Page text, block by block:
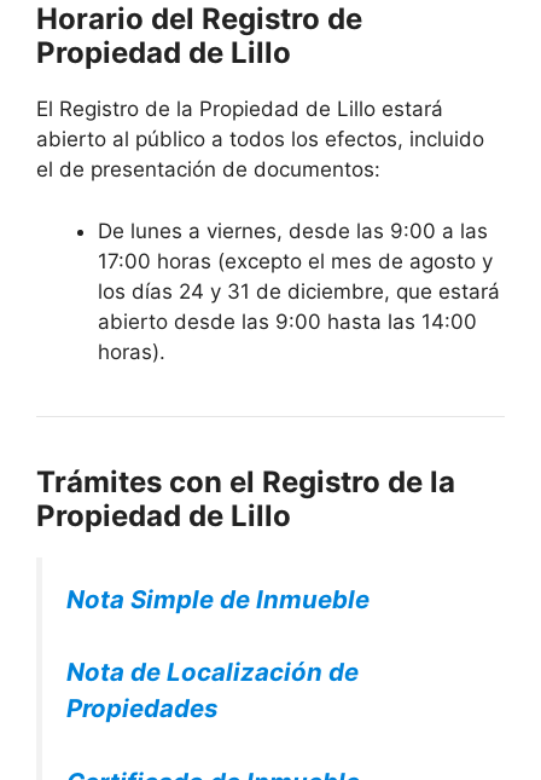
Horario del Registro de
Propiedad de Lillo
El Registro de la Propiedad de Lillo estará
abierto al público a todos los efectos, incluido
el de presentación de documentos:
De lunes a viernes, desde las 9:00 a las
17:00 horas (excepto el mes de agosto y
los días 24 y 31 de diciembre, que estará
abierto desde las 9:00 hasta las 14:00
horas).
Trámites con el Registro de la
Propiedad de Lillo
Nota Simple de Inmueble
Nota de Localización de
Propiedades